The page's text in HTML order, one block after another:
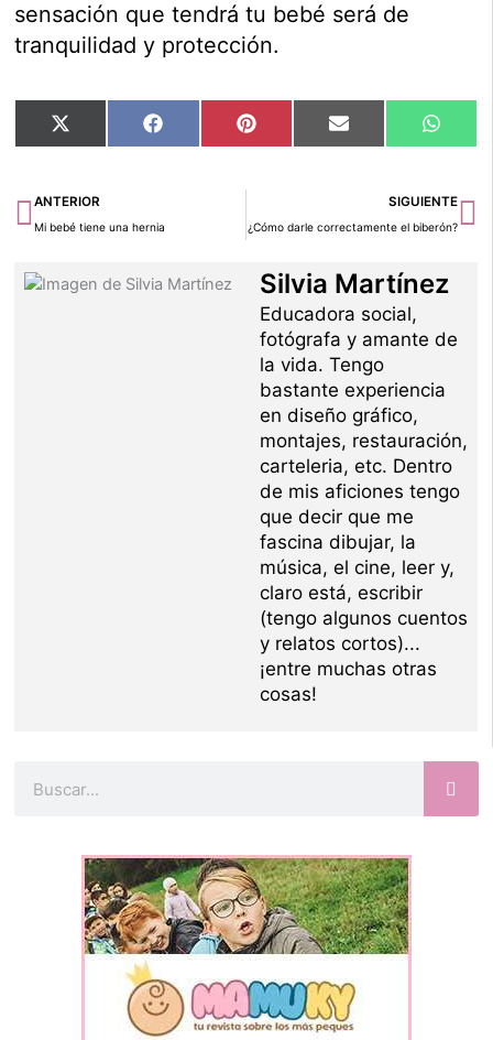
sensación que tendrá tu bebé será de
tranquilidad y protección.
Compartir
en
X
(Twitter)
Compartir
en
Facebook Compartir
en
Pinterest Compartir
en
Email
en
Ant
ANTERIOR
Mi bebé tiene una hernia
SIGUIENTE
¿Cómo darle correctamente el biberón?
Silvia Martínez
Educadora social,
fotógrafa y amante de
la vida. Tengo
bastante experiencia
en diseño gráfico,
montajes, restauración,
carteleria, etc. Dentro
de mis aficiones tengo
que decir que me
fascina dibujar, la
música, el cine, leer y,
claro está, escribir
(tengo algunos cuentos
y relatos cortos)...
¡entre muchas otras
cosas!